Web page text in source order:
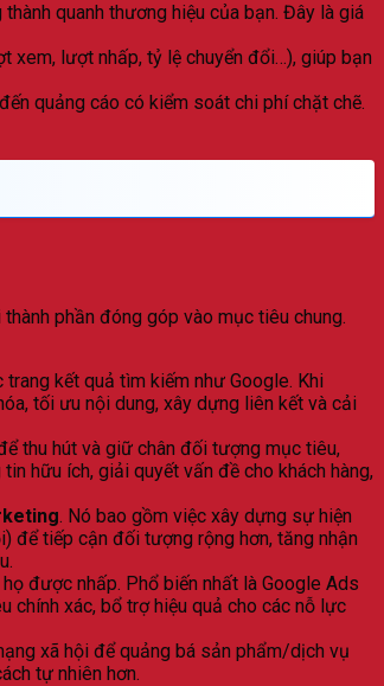
quanh thương hiệu của bạn. Đây là giá
xem, lượt nhấp, tỷ lệ chuyển đổi…), giúp bạn
quảng cáo có kiểm soát chi phí chặt chẽ.
phần đóng góp vào mục tiêu chung.
kết quả tìm kiếm như Google. Khi
tối ưu nội dung, xây dựng liên kết và cải
thu hút và giữ chân đối tượng mục tiêu,
hữu ích, giải quyết vấn đề cho khách hàng,
. Nó bao gồm việc xây dựng sự hiện
để tiếp cận đối tượng rộng hơn, tăng nhận
được nhấp. Phổ biến nhất là Google Ads
chính xác, bổ trợ hiệu quả cho các nỗ lực
xã hội để quảng bá sản phẩm/dịch vụ
tự nhiên hơn.